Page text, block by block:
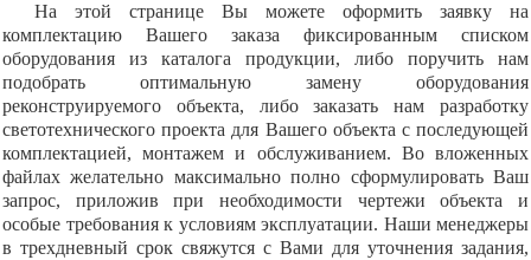
На этой странице Вы можете оформить заявку на
комплектацию Вашего заказа фиксированным списком
оборудования из каталога продукции, либо поручить нам
подобрать оптимальную замену оборудования
реконструируемого объекта, либо заказать нам разработку
светотехнического проекта для Вашего объекта с последующей
комплектацией, монтажем и обслуживанием. Во вложенных
файлах желательно максимально полно сформулировать Ваш
запрос, приложив при необходимости чертежи объекта и
особые требования к условиям эксплуатации. Наши менеджеры
в трехдневный срок свяжутся с Вами для уточнения задания,